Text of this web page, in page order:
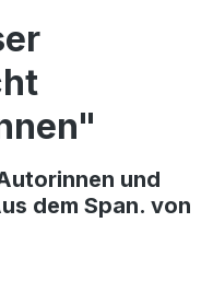
und
dem Span. von